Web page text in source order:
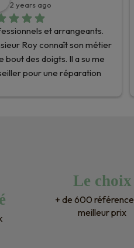
2 years ago
et arrangeants.
Roy connaît son métier
bout des doigts. Il a su me
pour une réparation
Le choix
+ de 600
meilleur prix